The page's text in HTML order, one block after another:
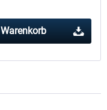
Warenkorb